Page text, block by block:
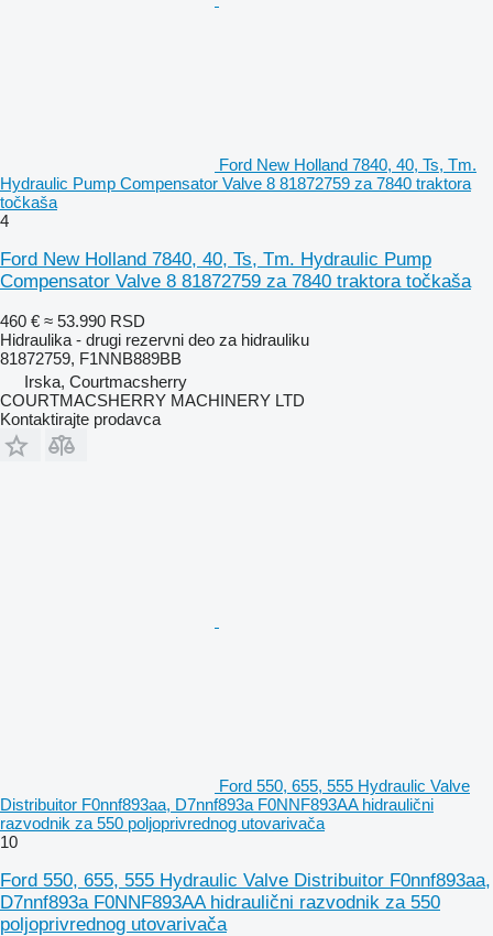
Ford New Holland 7840, 40, Ts, Tm.
Hydraulic Pump Compensator Valve 8 81872759 za 7840 traktora
točkaša
4
Ford New Holland 7840, 40, Ts, Tm. Hydraulic Pump
Compensator Valve 8 81872759 za 7840 traktora točkaša
460 € ≈ 53.990 RSD
Hidraulika - drugi rezervni deo za hidrauliku
81872759, F1NNB889BB
Irska, Courtmacsherry
COURTMACSHERRY MACHINERY LTD
Kontaktirajte prodavca
Ford 550, 655, 555 Hydraulic Valve
Distribuitor F0nnf893aa, D7nnf893a F0NNF893AA hidraulični
razvodnik za 550 poljoprivrednog utovarivača
10
Ford 550, 655, 555 Hydraulic Valve Distribuitor F0nnf893aa,
D7nnf893a F0NNF893AA hidraulični razvodnik za 550
poljoprivrednog utovarivača